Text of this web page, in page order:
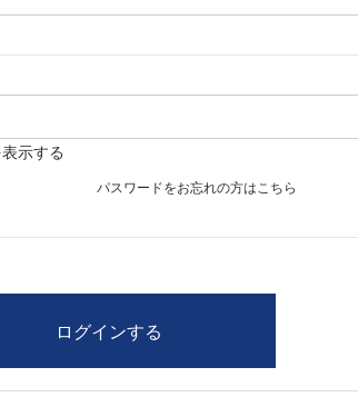
示する
パスワードをお忘れの方はこちら